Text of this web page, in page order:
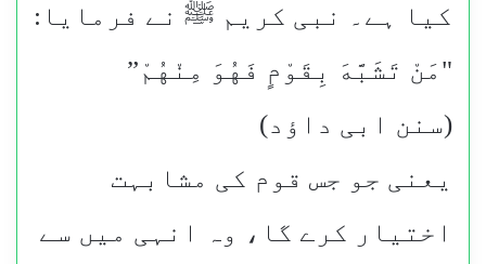
کیا ہے۔ نبی کریم ﷺ نے فرمایا:
"مَنْ تَشَبَّهَ بِقَوْمٍ فَهُوَ مِنْهُمْ”
(سنن ابی داؤد)
یعنی جو جس قوم کی مشابہت
اختیار کرے گا، وہ انہی میں سے